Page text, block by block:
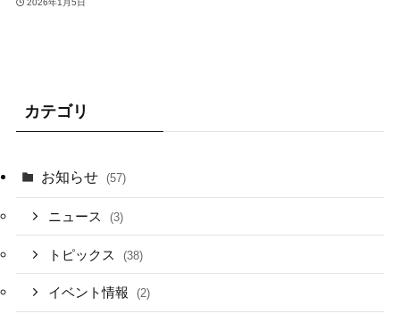
2026年1月5日
カテゴリ
お知らせ (57)
ニュース (3)
トピックス (38)
イベント情報 (2)